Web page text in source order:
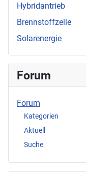
Hybridantrieb
Brennstoffzelle
Solarenergie
Forum
Forum
Kategorien
Aktuell
Suche